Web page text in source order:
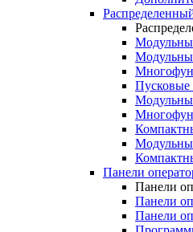
Пусковые
Панели
Панели
Панели
Панели